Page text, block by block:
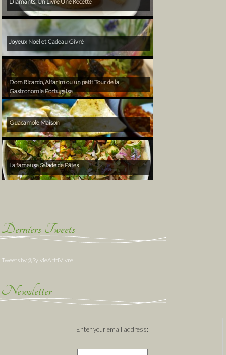
Joyeux Noël et Cadeau Givré
Dom Ricardo, Alfarim ou un petit Tour de la
Gastronomie Portugaise
Guacamole Maison
La fameuse Salade de Pâtes
Derniers Tweets
Tweets by @SylvieArtdVivre
Newsletter
Enter your email address: